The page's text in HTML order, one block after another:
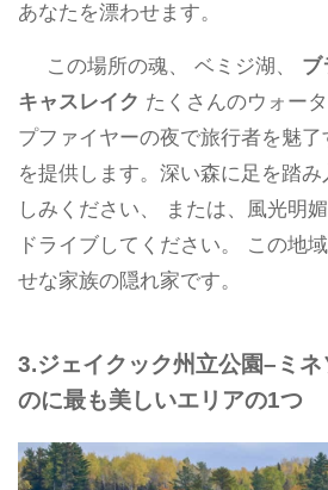
あなたを漂わせます。
この場所の魂、 ベミジ湖、 ブ
キャスレイク たくさんのウォー
プファイヤーの夜で旅行者を魅
を提供します。深い森に足を踏
しみください、 または、風光明
ドライブしてください。 この地
せな家族の隠れ家です。
3.ジェイクック州立公園–ミ
のに最も美しいエリアの1つ